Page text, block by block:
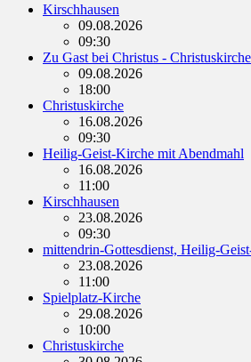
Kirschhausen
09.08.2026
09:30
Zu Gast bei Christus - Christuskirche
09.08.2026
18:00
Christuskirche
16.08.2026
09:30
Heilig-Geist-Kirche mit Abendmahl
16.08.2026
11:00
Kirschhausen
23.08.2026
09:30
mittendrin-Gottesdienst, Heilig-
23.08.2026
11:00
Spielplatz-Kirche
29.08.2026
10:00
Christuskirche